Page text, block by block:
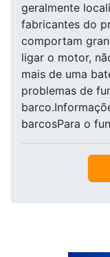
geralmente
fabricantes do
comportam
ligar o motor,
mais de uma
problemas de
barcosPara o